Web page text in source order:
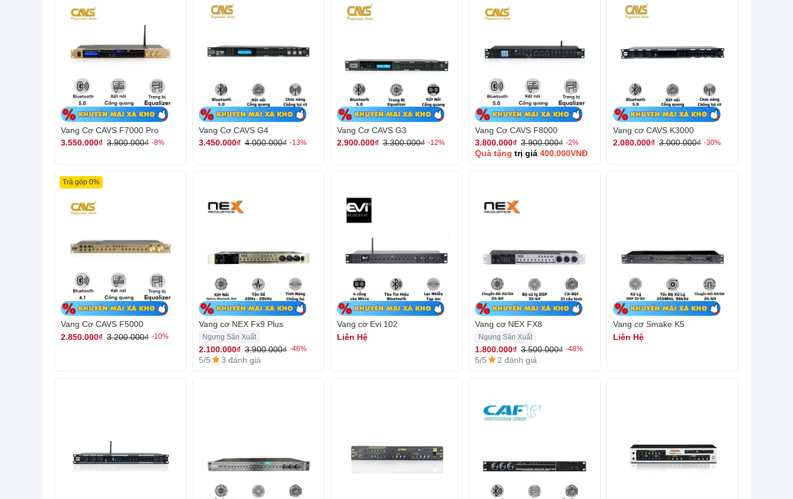
Vang Cơ CAVS F7000 Pro
3.550.000₫ 3.900.000₫ -8%
Vang Cơ CAVS G4
3.450.000₫ 4.000.000₫ -13%
Vang Cơ CAVS G3
2.900.000₫ 3.300.000₫ -12%
Vang Cơ CAVS F8000
3.800.000₫ 3.900.000₫ -2%
Quà tặng trị giá 400.000VNĐ
Vang cơ CAVS K3000
2.080.000₫ 3.000.000₫ -30%
Vang Cơ CAVS F5000
Trả góp 0%
2.850.000₫ 3.200.000₫ -10%
Vang cơ NEX Fx9 Plus
Ngưng Sản Xuất
2.100.000₫ 3.900.000₫ -46%
5/5 3 đánh giá
Vang cơ Evi 102
Liên Hệ
Vang cơ NEX FX8
Ngưng Sản Xuất
1.800.000₫ 3.500.000₫ -48%
5/5 2 đánh giá
Vang cơ Smake K5
Liên Hệ